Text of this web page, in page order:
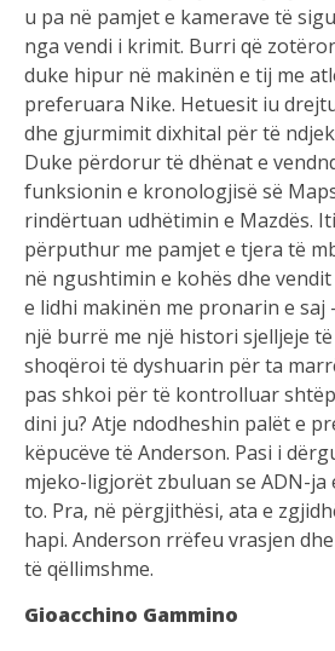
u pa në pamjet e kamerave të
nga vendi i krimit. Burri që
duke hipur në makinën e tij me
preferuara Nike. Hetuesit iu
dhe gjurmimit dixhital për të
Duke përdorur të dhënat e
funksionin e kronologjisë së
rindërtuan udhëtimin e Mazdës.
përputhur me pamjet e tjera të
në ngushtimin e kohës dhe
e lidhi makinën me pronarin e saj
një burrë me një histori sjelljeje
shoqëroi të dyshuarin për ta
pas shkoi për të kontrolluar
dini ju? Atje ndodheshin palët e
këpucëve të Anderson. Pasi i
mjeko-ligjorët zbuluan se ADN-ja
to. Pra, në përgjithësi, ata e
hapi. Anderson rrëfeu vrasjen
të qëllimshme.
Gioacchino Gammino